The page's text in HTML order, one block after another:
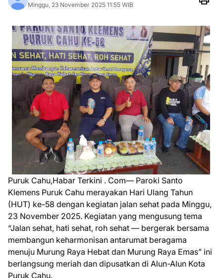
Minggu, 23 November 2025 11:55 WIB
Puruk Cahu,Habar Terkini . Com— Paroki Santo
Klemens Puruk Cahu merayakan Hari Ulang Tahun
(HUT) ke-58 dengan kegiatan jalan sehat pada Minggu,
23 November 2025. Kegiatan yang mengusung tema
“Jalan sehat, hati sehat, roh sehat — bergerak bersama
membangun keharmonisan antarumat beragama
menuju Murung Raya Hebat dan Murung Raya Emas” ini
berlangsung meriah dan dipusatkan di Alun-Alun Kota
Puruk Cahu.